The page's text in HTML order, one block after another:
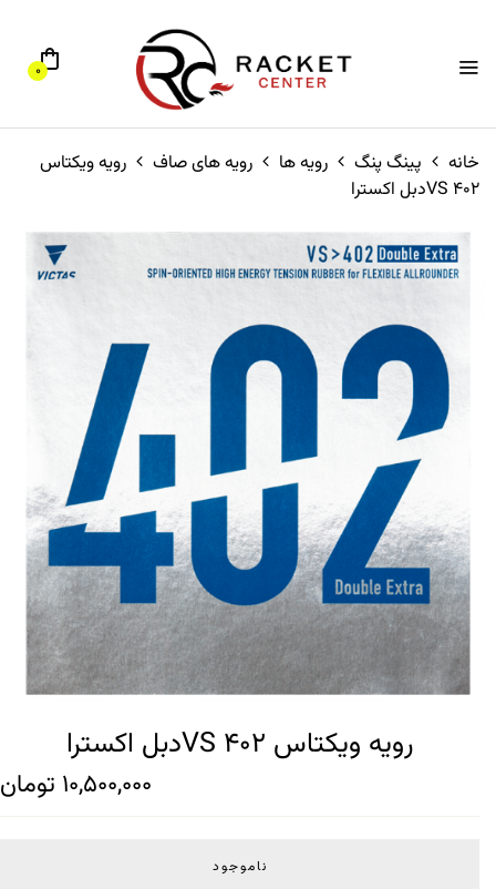
0
خانه پینگ پنگ رویه ها رویه های صاف
رویه ویکتاس
VS 402دبل اکسترا
رویه ویکتاس VS 402دبل اکسترا
10,500,000 تومان
ناموجود